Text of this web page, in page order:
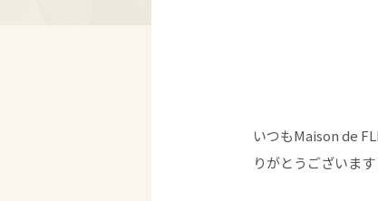
いつもMaison de
りがとうございま